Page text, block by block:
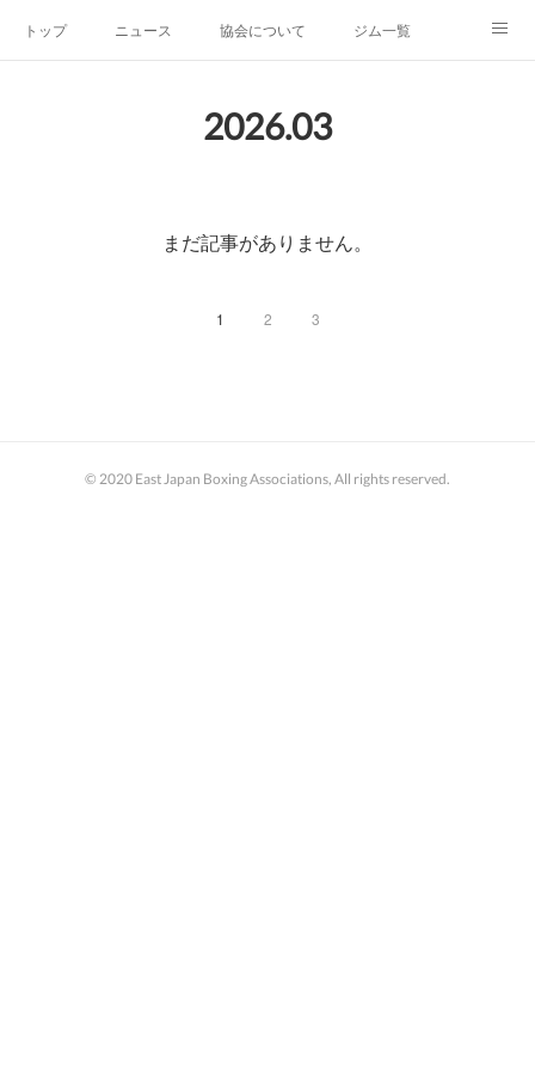
トップ ニュース 協会について ジム一覧
2026.03
まだ記事がありません。
1 2 3
© 2020 East Japan Boxing Associations, All rights reserved.